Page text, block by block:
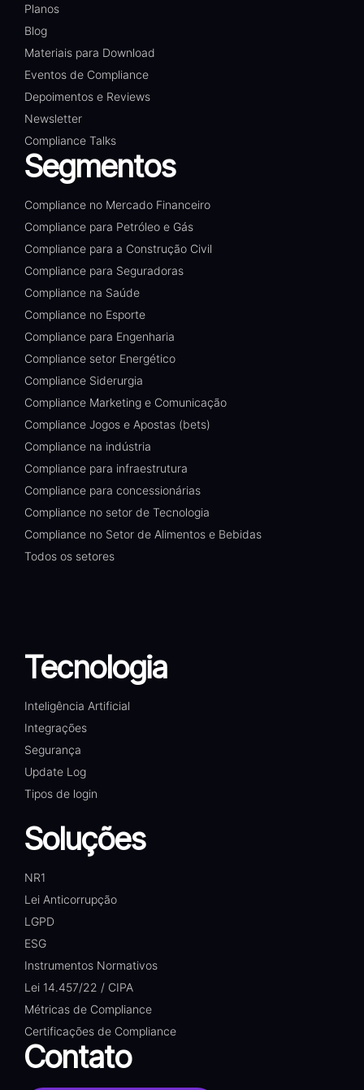
Planos
Blog
Materiais para Download
Eventos de Compliance
Depoimentos e Reviews
Newsletter
Compliance Talks
Segmentos
Compliance no Mercado Financeiro
Compliance para Petróleo e Gás
Compliance para a Construção Civil
Compliance para Seguradoras
Compliance na Saúde
Compliance no Esporte
Compliance para Engenharia
Compliance setor Energético
Compliance Siderurgia
Compliance Marketing e Comunicação
Compliance Jogos e Apostas (bets)
Compliance na indústria
Compliance para infraestrutura
Compliance para concessionárias
Compliance no setor de Tecnologia
Compliance no Setor de Alimentos e Bebidas
Todos os setores
Tecnologia
Inteligência Artificial
Integrações
Segurança
Update Log
Tipos de login
Soluções
NR1
Lei Anticorrupção
LGPD
ESG
Instrumentos Normativos
Lei 14.457/22 / CIPA
Métricas de Compliance
Certificações de Compliance
Contato